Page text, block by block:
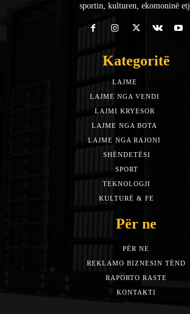
sportin, kulturen, ekomoninë etj.
Kategoritë
LAJME
LAJME NGA VENDI
LAJMI KRYESOR
LAJME NGA BOTA
LAJME NGA RAJONI
SHËNDETËSI
SPORT
TEKNOLOGJI
KULTURË & FE
Për ne
PËR NE
REKLAMO BIZNESIN TËND
RAPORTO RASTE
KONTAKTI